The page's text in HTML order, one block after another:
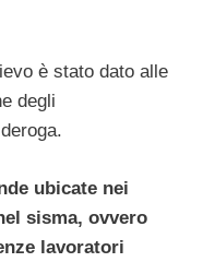
è stato dato alle
degli
ubicate nei
sisma, ovvero
lavoratori